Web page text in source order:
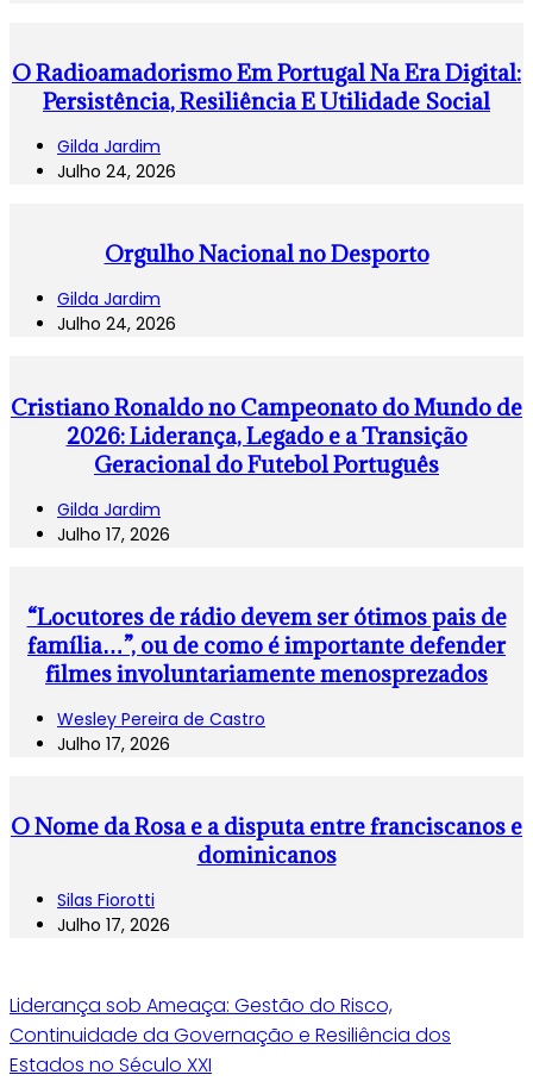
O Radioamadorismo Em Portugal Na Era Digital:
Persistência, Resiliência E Utilidade Social
Gilda Jardim
Julho 24, 2026
Orgulho Nacional no Desporto
Gilda Jardim
Julho 24, 2026
Cristiano Ronaldo no Campeonato do Mundo de
2026: Liderança, Legado e a Transição
Geracional do Futebol Português
Gilda Jardim
Julho 17, 2026
“Locutores de rádio devem ser ótimos pais de
família…”, ou de como é importante defender
filmes involuntariamente menosprezados
Wesley Pereira de Castro
Julho 17, 2026
O Nome da Rosa e a disputa entre franciscanos e
dominicanos
Silas Fiorotti
Julho 17, 2026
Liderança sob Ameaça: Gestão do Risco,
Continuidade da Governação e Resiliência dos
Estados no Século XXI